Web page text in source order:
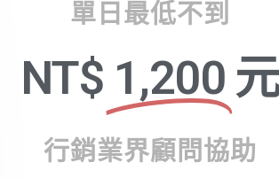
單日最低不到
NT$ 1,200 元
行銷業界顧問協助